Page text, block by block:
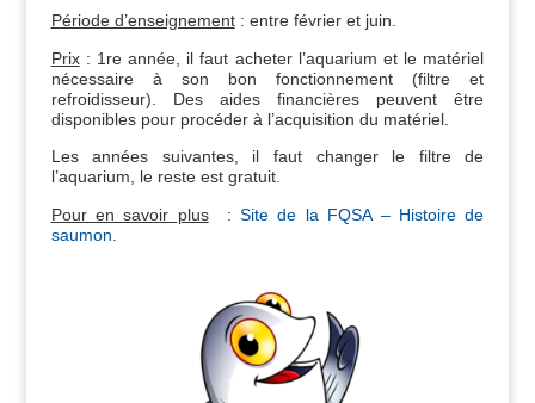
Période d’enseignement: entre février et juin.
Prix: 1re année, il faut acheter l’aquarium et le matériel
nécessaire à son bon fonctionnement (filtre et
refroidisseur). Des aides financières peuvent être
disponibles pour procéder à l’acquisition du matériel.
Les années suivantes, il faut changer le filtre de
l’aquarium, le reste est gratuit.
Pour en savoir plus: Site de la FQSA – Histoire de
saumon.